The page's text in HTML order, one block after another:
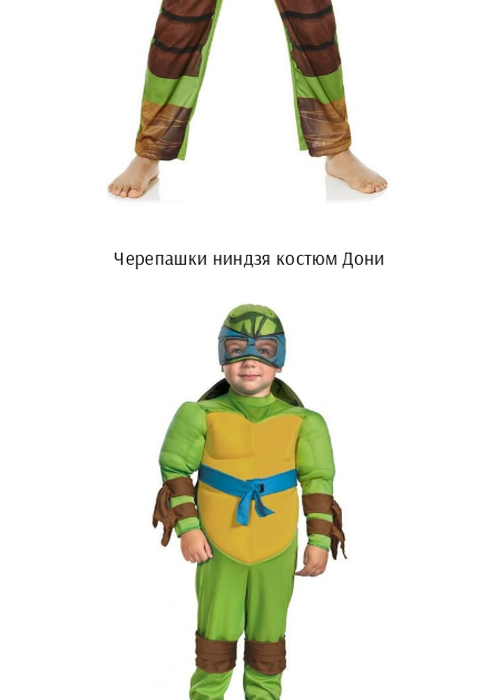
Черепашки ниндзя костюм Дони